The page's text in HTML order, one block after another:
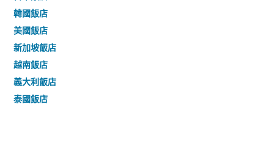
韓國飯店
美國飯店
新加坡飯店
越南飯店
義大利飯店
泰國飯店